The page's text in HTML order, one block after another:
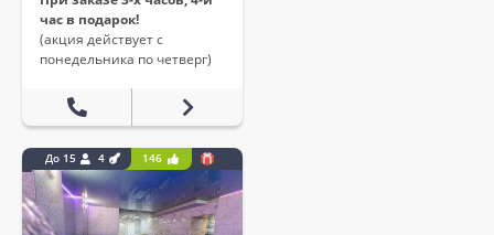
час в подарок!
(акция действует с
понедельника по четверг)
До 15 4 146